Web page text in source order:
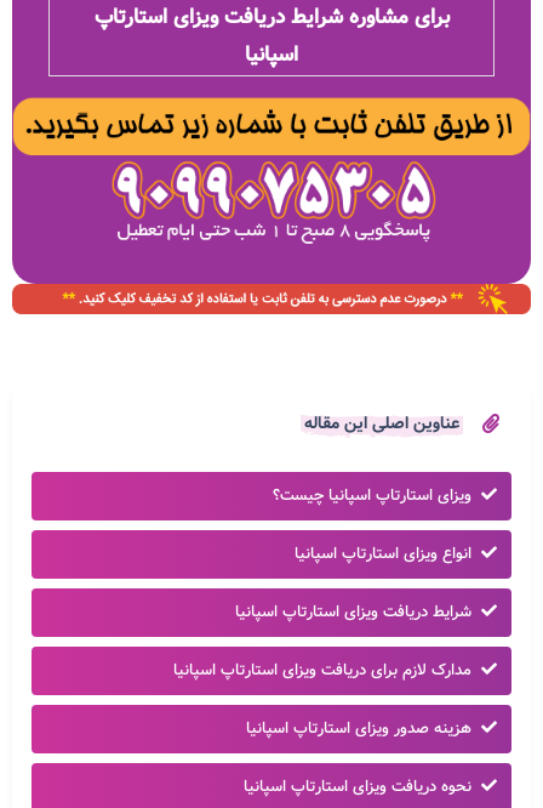
برای مشاوره شرایط دریافت ویزای استارتاپ
اسپانیا
عناوین اصلی این مقاله
ویزای استارتاپ اسپانیا چیست؟
انواع ویزای استارتاپ اسپانیا
شرایط دریافت ویزای استارتاپ اسپانیا
مدارک لازم برای دریافت ویزای استارتاپ اسپانیا
هزینه صدور ویزای استارتاپ اسپانیا
نحوه دریافت ویزای استارتاپ اسپانیا